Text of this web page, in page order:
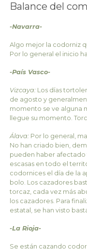
Balance del
-Navarra-
Algo mejor la codorniz
Por lo general el inicio
-País Vasco-
Vizcaya: Los días
de agosto y
momento se ve alguna
llegue su momento.
Álava: Por lo general,
No han criado bien,
pueden haber afectado
escasas en todo el
codornices el día de la
bolo. Los cazadores
torcaz, cada vez más
los cazadores. Para
estatal, se han visto
-La Rioja-
Se están cazando